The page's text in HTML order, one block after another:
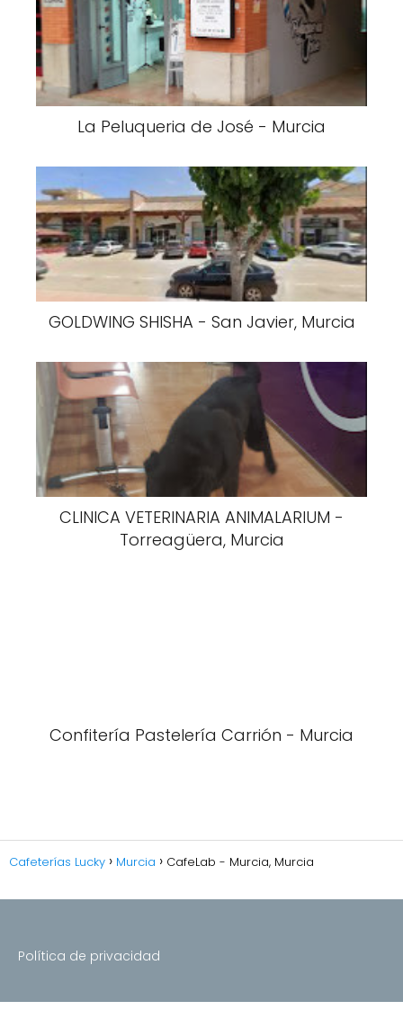
La Peluqueria de José - Murcia
GOLDWING SHISHA - San Javier, Murcia
CLINICA VETERINARIA ANIMALARIUM -
Torreagüera, Murcia
Confitería Pastelería Carrión - Murcia
Cafeterías Lucky Murcia CafeLab - Murcia, Murcia
Política de privacidad